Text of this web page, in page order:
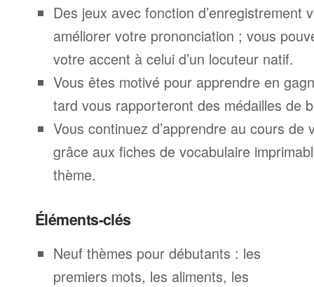
Des jeux avec fonction d’enregistrement
améliorer votre prononciation ; vous
votre accent à celui d’un locuteur natif.
Vous êtes motivé pour apprendre en
tard vous rapporteront des médailles de
Vous continuez d’apprendre au cours de
grâce aux fiches de vocabulaire
thème.
Éléments-clés
Neuf thèmes pour débutants : les
premiers mots, les aliments, les